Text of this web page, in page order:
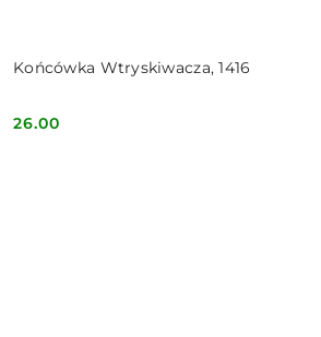
Końcówka Wtryskiwacza, 1416
Cena:
26.00